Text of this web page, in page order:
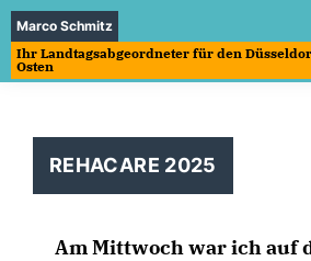
Marco Schmitz
Ihr Landtagsabgeordneter für den
Osten
REHACARE 2025
Am Mittwoch war ich auf